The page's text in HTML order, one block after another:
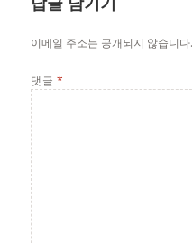
이메일 주소는 공개되지 않습니다.
댓글 *